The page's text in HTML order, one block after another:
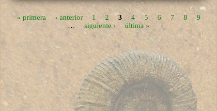
Páginas
« primera ‹ anterior 1 2 3 4 5 6 7 8
9
…
siguiente › última »